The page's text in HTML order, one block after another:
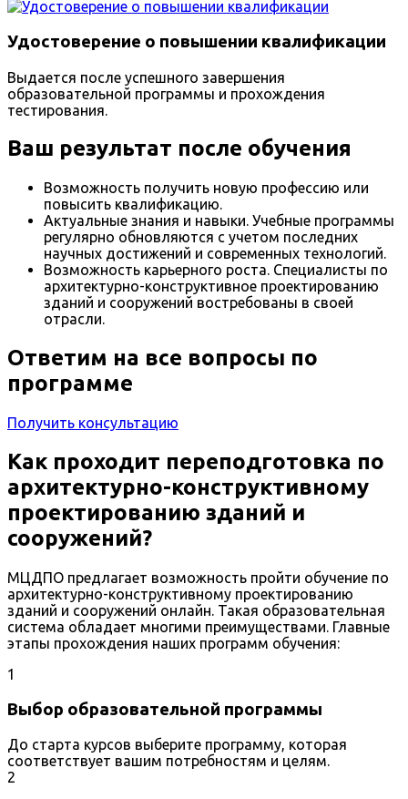
Удостоверение о повышении квалификации
Выдается после успешного завершения
образовательной программы и прохождения
тестирования.
Ваш результат после обучения
Возможность получить новую профессию или
повысить квалификацию.
Актуальные знания и навыки. Учебные программы
регулярно обновляются с учетом последних
научных достижений и современных технологий.
Возможность карьерного роста. Специалисты по
архитектурно-конструктивное проектированию
зданий и сооружений востребованы в своей
отрасли.
Ответим на все вопросы по
программе
Получить консультацию
Как проходит переподготовка по
архитектурно-конструктивному
проектированию зданий и
сооружений?
МЦДПО предлагает возможность пройти обучение по
архитектурно-конструктивному проектированию
зданий и сооружений онлайн. Такая образовательная
система обладает многими преимуществами. Главные
этапы прохождения наших программ обучения:
1
Выбор образовательной программы
До старта курсов выберите программу, которая
соответствует вашим потребностям и целям.
2